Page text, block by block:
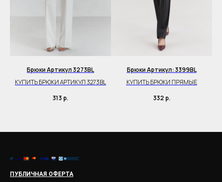
Брюки Артикул 3273BL
КУПИТЬ БРЮКИ АРТИКУЛ 3273BL
313 р.
Брюки Артикул: 3399BL
КУПИТЬ БРЮКИ ПРЯМЫЕ
332 р.
ПУБЛИЧНАЯ ОФЕРТА